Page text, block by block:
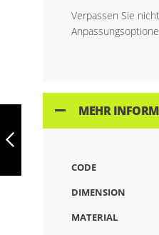
COOPER, BUNTES
Verpassen Sie
MEHR
CODE
DIMENSION
MATERIAL